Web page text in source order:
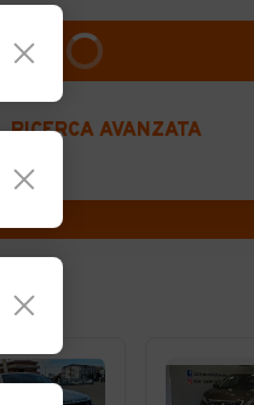
RICERCA AVANZATA